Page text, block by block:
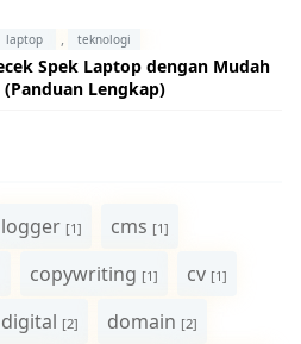
laptop , teknologi
Spek Laptop dengan Mudah
Lengkap)
[1] cms [1]
copywriting [1] cv [1]
digital [2] domain [2]